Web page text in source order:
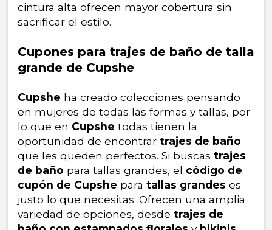
cintura alta ofrecen mayor cobertura sin
sacrificar el estilo.
Cupones para trajes de baño de talla
grande de Cupshe
Cupshe ha creado colecciones pensando
en mujeres de todas las formas y tallas, por
lo que en Cupshe todas tienen la
oportunidad de encontrar trajes de baño
que les queden perfectos. Si buscas trajes
de baño para tallas grandes, el código de
cupón de Cupshe para tallas grandes es
justo lo que necesitas. Ofrecen una amplia
variedad de opciones, desde trajes de